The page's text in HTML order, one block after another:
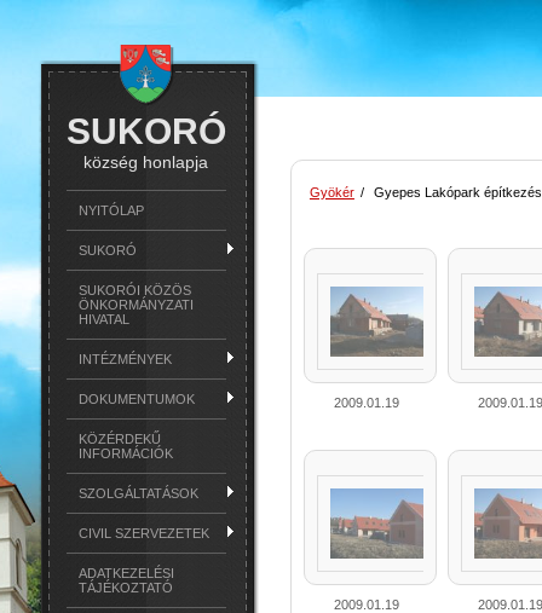
SUKORÓ
község honlapja
NYITÓLAP
SUKORÓ
SUKORÓI KÖZÖS
ÖNKORMÁNYZATI
HIVATAL
INTÉZMÉNYEK
DOKUMENTUMOK
KÖZÉRDEKŰ
INFORMÁCIÓK
SZOLGÁLTATÁSOK
CIVIL SZERVEZETEK
ADATKEZELÉSI
TÁJÉKOZTATÓ
Gyökér / Gyepes Lakópark építkezés
2009.01.19
2009.01.19